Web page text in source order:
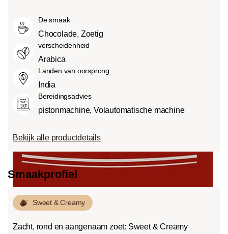
light roasts, met een evenwichtige
smaak en volle body.
Dark roast (French-/Italian):
Chocoladezoete body met uitgesproken
geroosterde smaken en bitterheid met
een lage zuurgraad.
soort boon, de hoogte van de teelt, de
herkomst en vooral het brandproces.
De smaak
Chocolade, Zoetig
verscheidenheid
Arabica
Landen van oorsprong
India
Bereidingsadvies
pistonmachine, Volautomatische machine
Bekijk alle productdetails
Smaakprofiel
Sweet & Creamy
Zacht, rond en aangenaam zoet: Sweet & Creamy